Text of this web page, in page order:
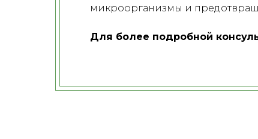
микроорганизмы и
Для более подробной